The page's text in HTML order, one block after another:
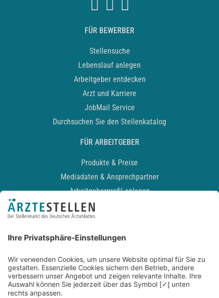
FÜR BEWERBER
Stellensuche
Lebenslauf anlegen
Arbeitgeber entdecken
Arzt und Karriere
JobMail Service
Durchsuchen Sie den Stellenkatalog
FÜR ARBEITGEBER
Produkte & Preise
Mediadaten & Ansprechpartner
Arbeitgeberprofil anlegen
Recruiting-Podcast
Kontakt
Datenschutz
Newsletter